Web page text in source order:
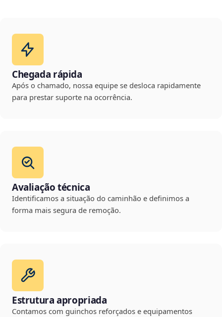
Chegada rápida
Após o chamado, nossa equipe se desloca rapidamente
para prestar suporte na ocorrência.
Avaliação técnica
Identificamos a situação do caminhão e definimos a
forma mais segura de remoção.
Estrutura apropriada
Contamos com guinchos reforçados e equipamentos